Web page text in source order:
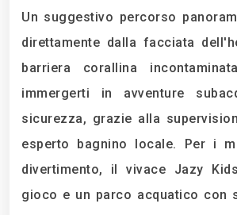
Un suggestivo percorso
direttamente dalla facciata
barriera corallina
immergerti in avventure
sicurezza, grazie alla
esperto bagnino locale. Per i
divertimento, il vivace Jazy
gioco e un parco acquatico con